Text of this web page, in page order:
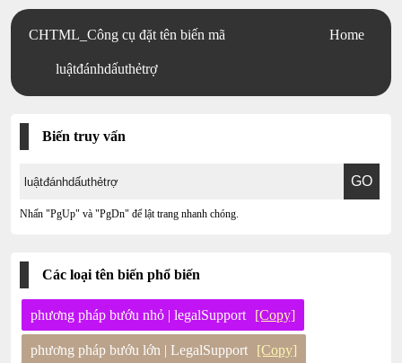
CHTML_Công cụ đặt tên biến mã
luậtđánhdấuthẻtrợ
Home
Biến truy vấn
Nhấn "PgUp" và "PgDn" để lật trang nhanh chóng.
Các loại tên biến phổ biến
phương pháp bướu nhỏ | legalSupport [Copy]
phương pháp bướu lớn | LegalSupport [Copy]